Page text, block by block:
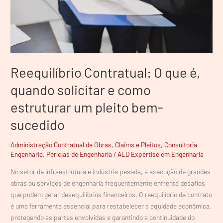
Reequilíbrio Contratual: O que é,
quando solicitar e como
estruturar um pleito bem-
sucedido
Administração Contratual de Obras, Claims e Pleitos, Consultoria
Engenharia, Perícias de Engenharia / ALD Expertise em Engenharia
No setor de infraestrutura e indústria pesada, a execução de grandes
obras ou serviços de engenharia frequentemente enfrenta desafios
que podem gerar desequilíbrios financeiros. O reequilíbrio de contrato
é uma ferramenta essencial para restabelecer a equidade econômica,
protegendo as partes envolvidas e garantindo a continuidade do
estruturar
pleito
sucedido